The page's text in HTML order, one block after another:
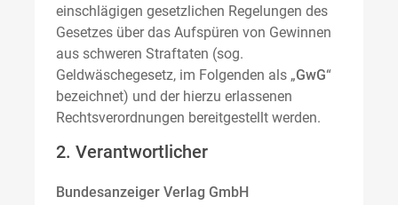
einschlägigen gesetzlichen Regelungen des
Gesetzes über das Aufspüren von Gewinnen
aus schweren Straftaten (sog.
Geldwäschegesetz, im Folgenden als „GwG“
bezeichnet) und der hierzu erlassenen
Rechtsverordnungen bereitgestellt werden.
2. Verantwortlicher
Bundesanzeiger Verlag GmbH